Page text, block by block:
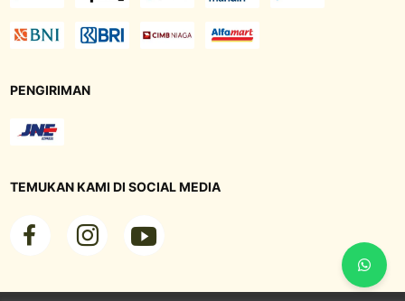
PENGIRIMAN
TEMUKAN KAMI DI SOCIAL MEDIA